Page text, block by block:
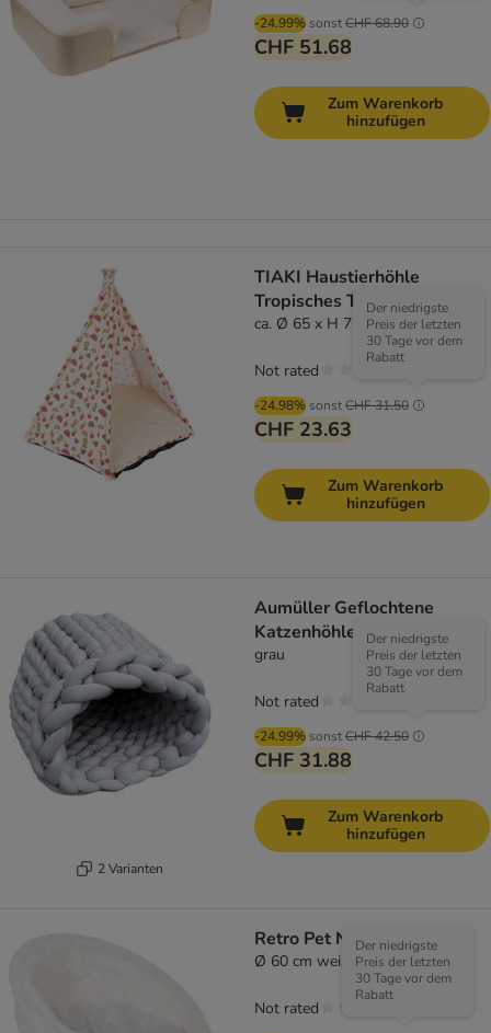
-24.99% sonstCHF 68.90
CHF 51.68
Zum Warenkorb
hinzufügen
TIAKI Haustierhöhle
Tropisches Tipi
ca. Ø 65 x H 75 cm
-24.98% sonstCHF 31.50
Der niedrigste
Preis der letzten
30 Tage vor dem
Rabatt
CHF 23.63
Not rated
Zum Warenkorb
hinzufügen
2 Varianten
Aumüller Geflochtene
Katzenhöhle Grobstrick
grau
-24.99% sonstCHF 42.50
Der niedrigste
Preis der letzten
30 Tage vor dem
Rabatt
CHF 31.88
Not rated
Zum Warenkorb
hinzufügen
Retro Pet Nest White
Ø 60 cm weiss
Der niedrigste
Preis der letzten
30 Tage vor dem
Rabatt
Not rated